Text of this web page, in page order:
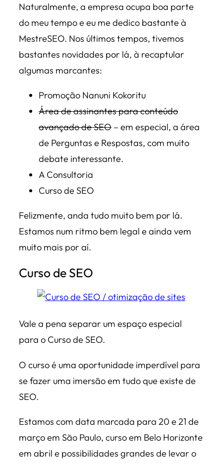
Naturalmente, a empresa ocupa boa parte
do meu tempo e eu me dedico bastante à
MestreSEO. Nos últimos tempos, tivemos
bastantes novidades por lá, à recaptular
algumas marcantes:
Promoção Nanuni Kokoritu
Área de assinantes para conteúdo
avançado de SEO – em especial, a área
de Perguntas e Respostas, com muito
debate interessante.
A Consultoria
Curso de SEO
Felizmente, anda tudo muito bem por lá.
Estamos num ritmo bem legal e ainda vem
muito mais por aí.
Curso de SEO
Vale a pena separar um espaço especial
para o Curso de SEO.
O curso é uma oportunidade imperdível para
se fazer uma imersão em tudo que existe de
SEO.
Estamos com data marcada para 20 e 21 de
março em São Paulo, curso em Belo Horizonte
em abril e possibilidades grandes de levar o